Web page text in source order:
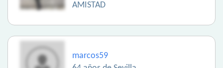
AMISTAD
marcos59